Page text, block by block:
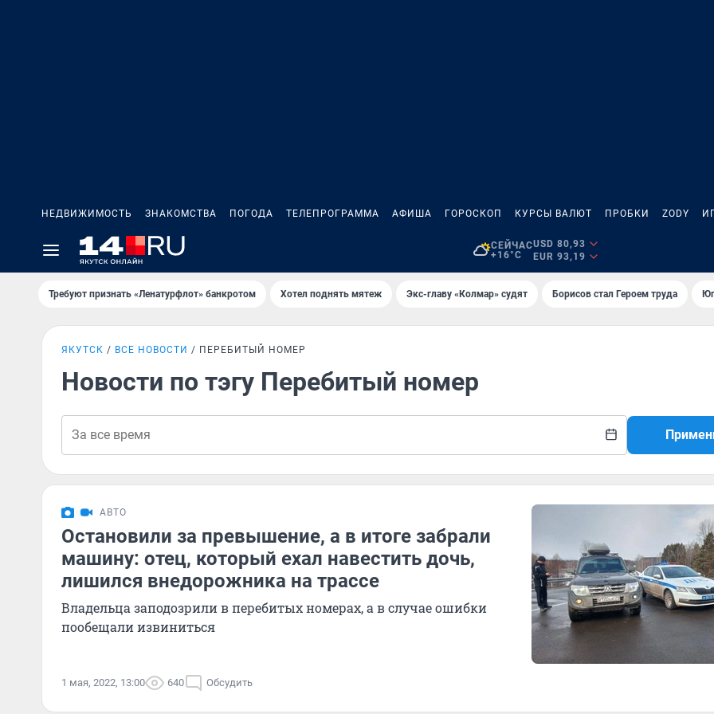
НЕДВИЖИМОСТЬ ЗНАКОМСТВА ПОГОДА ТЕЛЕПРОГРАММА АФИША ГОРОСКОП КУРСЫ ВАЛЮТ ПРОБКИ ZODY
СЕЙЧАС
+16°C
USD 80,93
EUR 93,19
Требуют признать «Ленатурфлот» банкротом Хотел поднять мятеж Экс-главу «Колмар» судят Борисов стал Героем труда
ЯКУТСК ВСЕ НОВОСТИ ПЕРЕБИТЫЙ НОМЕР
Новости по тэгу Перебитый номер
АВТО
Остановили за превышение, а в итоге забрали
машину: отец, который ехал навестить дочь,
лишился внедорожника на трассе
Владельца заподозрили в перебитых номерах, а в случае ошибки
пообещали извиниться
1 мая, 2022, 13:00 640 Обсудить